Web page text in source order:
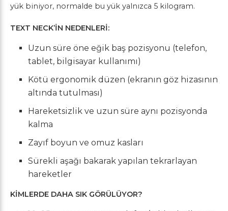
yük biniyor, normalde bu yük yalnızca 5 kilogram.
TEXT NECK’İN NEDENLERİ:
Uzun süre öne eğik baş pozisyonu (telefon,
tablet, bilgisayar kullanımı)
Kötü ergonomik düzen (ekranın göz hizasının
altında tutulması)
Hareketsizlik ve uzun süre aynı pozisyonda
kalma
Zayıf boyun ve omuz kasları
Sürekli aşağı bakarak yapılan tekrarlayan
hareketler
KİMLERDE DAHA SIK GÖRÜLÜYOR?